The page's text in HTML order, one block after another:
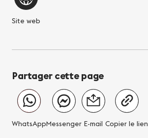
Site web
Partager cette page
WhatsAppMessenger E-mail Copier le lien